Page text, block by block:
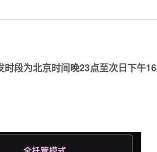
时段为北京时间晚23点至次日下午16